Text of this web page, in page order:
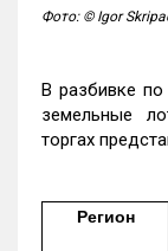
Фото: © Igor
В разбивке
земельные
торгах
Регион